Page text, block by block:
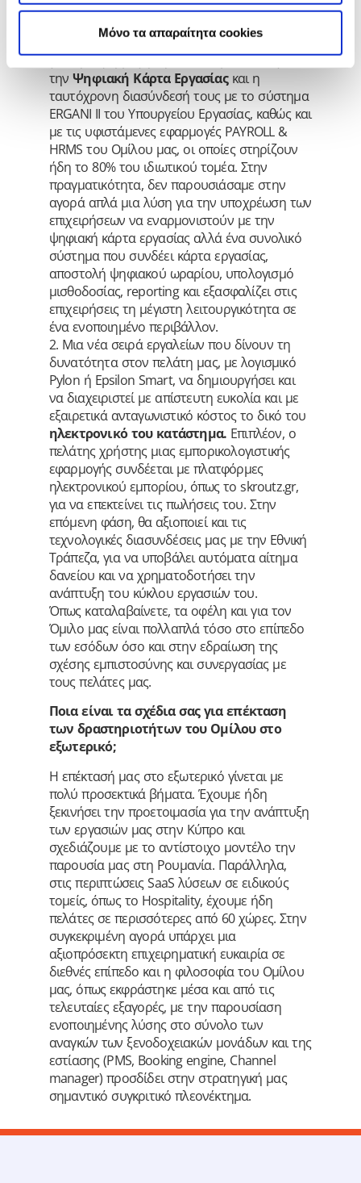
Mόνο τα απαραίτητα cookies
και έχει απτά οφέλη για τους πελάτες μας. Ας
δούμε δύο συγκεκριμένα παραδείγματα:
1. Οι ολοκληρωμένες λύσεις που αναπτύξαμε
για την εφαρμογή της νέας νομοθεσίας για
τηνΨηφιακή Κάρτα Εργασίαςκαι η
ταυτόχρονη διασύνδεσή τους με το σύστημα
ERGANI II του Υπουργείου Εργασίας, καθώς και
με τις υφιστάμενες εφαρμογές PAYROLL &
HRMS του Ομίλου μας, οι οποίες στηρίζουν
ήδη το 80% του ιδιωτικού τομέα. Στην
πραγματικότητα, δεν παρουσιάσαμε στην
αγορά απλά μια λύση για την υποχρέωση των
επιχειρήσεων να εναρμονιστούν με την
ψηφιακή κάρτα εργασίας αλλά ένα συνολικό
σύστημα που συνδέει κάρτα εργασίας,
αποστολή ψηφιακού ωραρίου, υπολογισμό
μισθοδοσίας, reporting και εξασφαλίζει στις
επιχειρήσεις τη μέγιστη λειτουργικότητα σε
ένα ενοποιημένο περιβάλλον.
2. Μια νέα σειρά εργαλείων που δίνουν τη
δυνατότητα στον πελάτη μας, με λογισμικό
Pylon ή Epsilon Smart, να δημιουργήσει και
να διαχειριστεί με απίστευτη ευκολία και με
εξαιρετικά ανταγωνιστικό κόστος το δικό του
ηλεκτρονικό του κατάστημα. Επιπλέον, ο
πελάτης χρήστης μιας εμπορικολογιστικής
εφαρμογής συνδέεται με πλατφόρμες
ηλεκτρονικού εμπορίου, όπως το skroutz.gr,
για να επεκτείνει τις πωλήσεις του. Στην
επόμενη φάση, θα αξιοποιεί και τις
τεχνολογικές διασυνδέσεις μας με την Εθνική
Τράπεζα, για να υποβάλει αυτόματα αίτημα
δανείου και να χρηματοδοτήσει την
ανάπτυξη του κύκλου εργασιών του.
Όπως καταλαβαίνετε, τα οφέλη και για τον
Όμιλο μας είναι πολλαπλά τόσο στο επίπεδο
των εσόδων όσο και στην εδραίωση της
σχέσης εμπιστοσύνης και συνεργασίας με
τους πελάτες μας.
Ποια είναι τα σχέδια σας για επέκταση
των δραστηριοτήτων του Ομίλου στο
εξωτερικό;
Η επέκτασή μας στο εξωτερικό γίνεται με
πολύ προσεκτικά βήματα. Έχουμε ήδη
ξεκινήσει την προετοιμασία για την ανάπτυξη
των εργασιών μας στην Κύπρο και
σχεδιάζουμε με το αντίστοιχο μοντέλο την
παρουσία μας στη Ρουμανία. Παράλληλα,
στις περιπτώσεις SaaS λύσεων σε ειδικούς
τομείς, όπως το Hospitality, έχουμε ήδη
πελάτες σε περισσότερες από 60 χώρες. Στην
συγκεκριμένη αγορά υπάρχει μια
αξιοπρόσεκτη επιχειρηματική ευκαιρία σε
διεθνές επίπεδο και η φιλοσοφία του Ομίλου
μας, όπως εκφράστηκε μέσα και από τις
τελευταίες εξαγορές, με την παρουσίαση
ενοποιημένης λύσης στο σύνολο των
αναγκών των ξενοδοχειακών μονάδων και της
εστίασης (PMS, Booking engine, Channel
manager) προσδίδει στην στρατηγική μας
σημαντικό συγκριτικό πλεονέκτημα.